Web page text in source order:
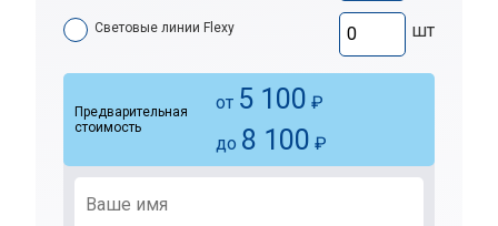
Световые линии Flexy шт
Предварительная
стоимость
от 5 100 ₽
до 8 100 ₽